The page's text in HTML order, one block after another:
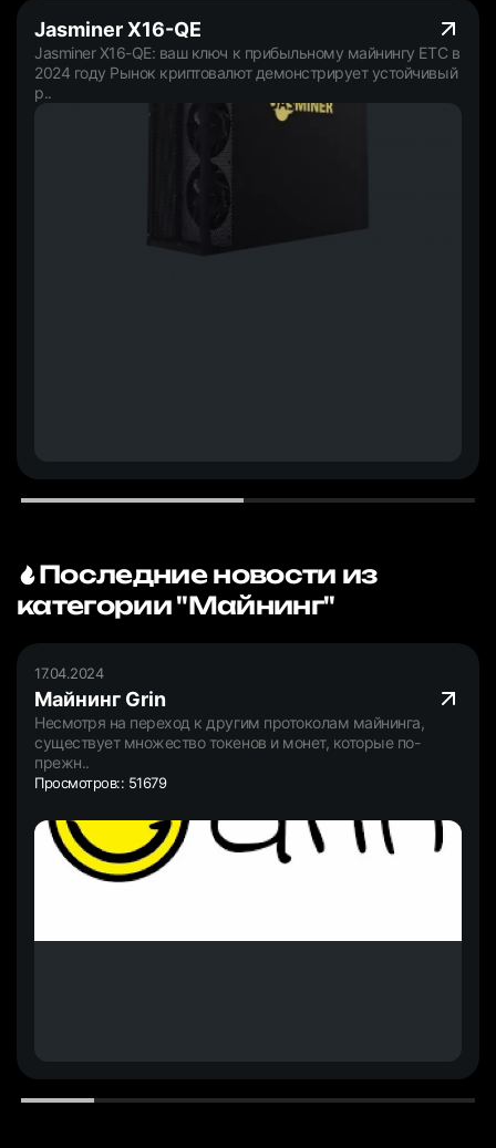
Jasminer X16-QE
Jasminer X16-QE: ваш ключ к прибыльному майнингу ETC в
2024 году Рынок криптовалют демонстрирует устойчивый
р..
Последние новости из
категории "Майнинг"
17.04.2024
Майнинг Grin
Несмотря на переход к другим протоколам майнинга,
существует множество токенов и монет, которые по-
прежн..
Просмотров:: 51679